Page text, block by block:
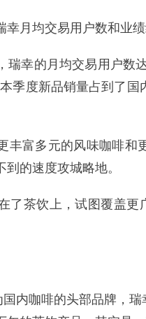
月均交易用户数和业绩
瑞幸的月均交易用户数
季度新品销量占到了
丰富多元的风味咖啡和
的速度攻城略地。
了茶饮上，试图覆盖更
国内咖啡的头部品牌，